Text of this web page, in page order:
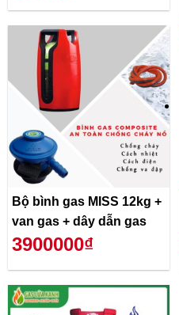
Bộ bình gas MISS 12kg +
van gas + dây dẫn gas
3900000₫